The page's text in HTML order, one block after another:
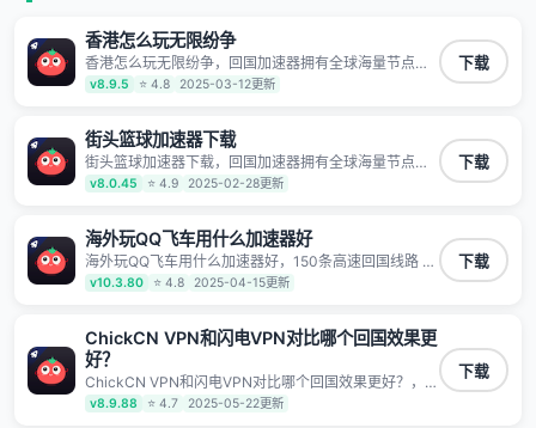
香港怎么玩无限纷争
香港怎么玩无限纷争，回国加速器拥有全球海量节点覆
盖，运营商专线不卡顿超稳定，专为海外华人和留学生
打造，帮助海外华人免除地域限制，随时高速稳定低延
v8.9.5 ⭐ 4.8 2025-03-12更新
下载
街头篮球加速器下载
街头篮球加速器下载，回国加速器拥有全球海量节点覆
盖，运营商专线不卡顿超稳定，专为海外华人和留学生
打造，帮助海外华人免除地域限制，随时高速稳定低延
v8.0.45 ⭐ 4.9 2025-02-28更新
下载
海外玩QQ飞车用什么加速器好
海外玩QQ飞车用什么加速器好，150条高速回国线路 自
有高速中转节点 无需注册 一键连接 提供高速线路 应用
内直达视频音乐app,快人一步 应用模式 App互不干扰 不
数据不泄露 阻止第三方对数据进行窃取和监听
v10.3.80 ⭐ 4.8 2025-04-15更新
下载
ChickCN VPN和闪电VPN对比哪个回国效果更
好？
ChickCN VPN和闪电VPN对比哪个回国效果更好？，助
力海外华人高速访问国内网络，快速开启国内各直播平
台,解决国内视频、音乐卡顿问题；更能加速海量国服游
v8.9.88 ⭐ 4.7 2025-05-22更新
下载